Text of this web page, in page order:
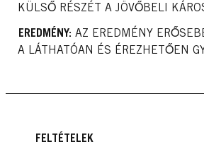
KÜLSŐ RÉSZÉT A JÖVŐBELI
EREDMÉNY: AZ EREDMÉNY
A LÁTHATÓAN ÉS ÉREZHETŐEN
FELTÉTELEK